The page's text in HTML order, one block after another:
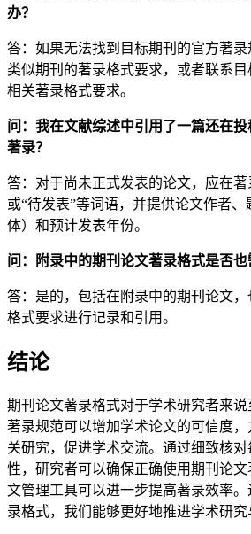
办？
答：如果无法找到目标期刊的官方著
类似期刊的著录格式要求，或者联系
相关著录格式要求。
问：我在文献综述中引用了一篇还在
著录？
答：对于尚未正式发表的论文，应在
或“待发表”等词语，并提供论文作者
体）和预计发表年份。
问：附录中的期刊论文著录格式是否也
答：是的，包括在附录中的期刊论文
格式要求进行记录和引用。
结论
期刊论文著录格式对于学术研究者来
著录规范可以增加学术论文的可信度
关研究，促进学术交流。通过细致核
性，研究者可以确保正确使用期刊论文
文管理工具可以进一步提高著录效率
录格式，我们能够更好地推进学术研究